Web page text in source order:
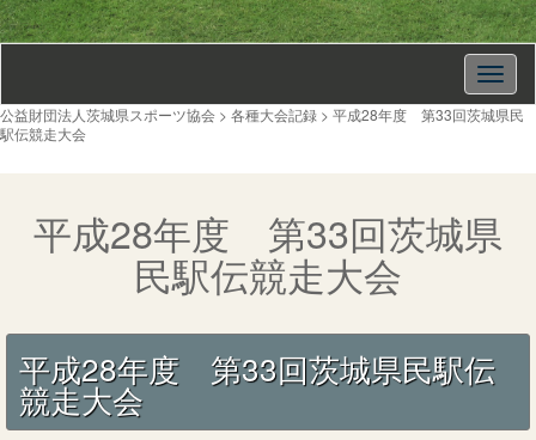
公益財団法人茨城県スポーツ協会 > 各種大会記録 > 平成28年度 第33回茨城県民
駅伝競走大会
平成28年度 第33回茨城県
民駅伝競走大会
平成28年度 第33回茨城県民駅伝
競走大会